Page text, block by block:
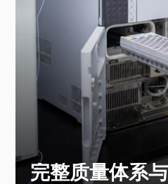
完整质量体系